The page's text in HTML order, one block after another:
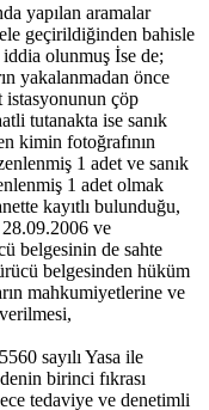
yapılan aramalar
geçirildiğinden bahisle
olunmuş İse de;
yakalanmadan önce
istasyonunun çöp
tutanakta ise sanık
kimin fotoğrafının
1 adet ve sanık
1 adet olmak
kayıtlı bulunduğu,
ve
belgesinin de sahte
belgesinden hüküm
mahkumiyetlerine ve
sayılı Yasa ile
birinci fıkrası
tedaviye ve denetimli